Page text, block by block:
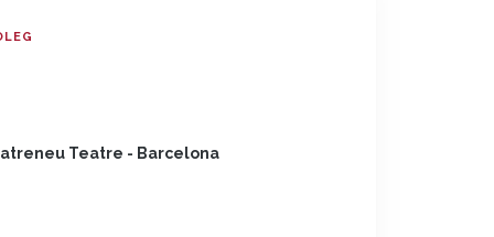
Teatre - Barcelona